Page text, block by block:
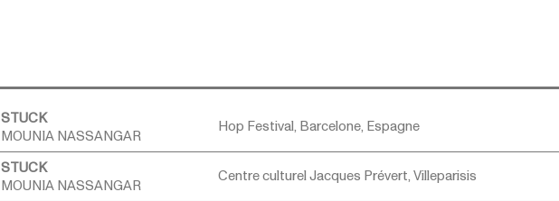
STUCK
MOUNIA NASSANGAR
Hop Festival, Barcelone, Espagne
STUCK
MOUNIA NASSANGAR
Centre culturel Jacques Prévert, Villeparisis